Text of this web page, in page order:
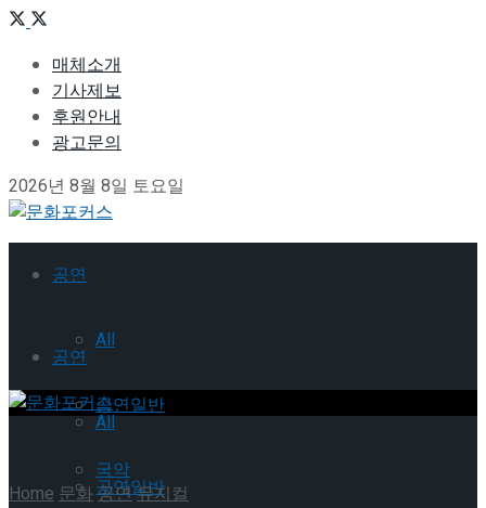
매체소개
기사제보
후원안내
광고문의
2026년 8월 8일 토요일
공연
All
공연일반
국악
공연
All
공연일반
Home문화공연뮤지컬